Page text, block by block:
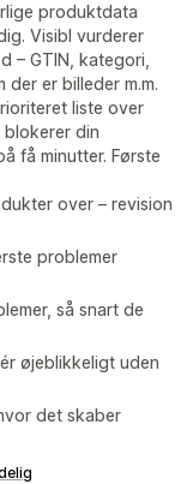
produktdata
Visibl vurderer
– GTIN, kategori,
er billeder m.m.
liste over
blokerer din
få minutter. Første
over – revision
problemer
så snart de
øjeblikkeligt uden
det skaber